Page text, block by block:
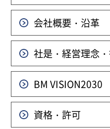
会社概要・沿革
社是・経営理念
BM VISION2030
資格・許可